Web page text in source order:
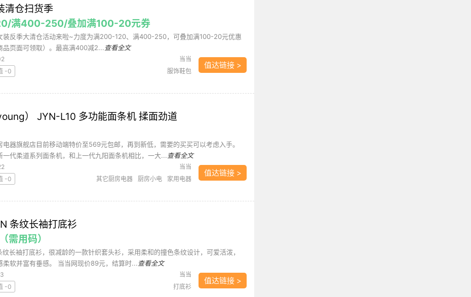
清仓扫货季
满400-250/叠加满100-20元券
装反季大清仓活动来啦~力度为满200-120、满400-250，可叠加满100-20元优惠
品页面可领取）。最高满400减2... 查看全文
当当
-0 服饰鞋包
值达链接 >
） JYN-L10 多功能面条机 揉面劲道
电器旗舰店目前移动端特价至569元包邮，再到新低，需要的买买可以考虑入手。
一代柔道系列面条机，和上一代九阳面条机相比，一大... 查看全文
当当
-0 其它厨房电器 厨房小电 家用电器
值达链接 >
条纹长袖打底衫​
需用码）
长袖打底衫，很减龄的一款针织套头衫，采用柔和的撞色条纹设计，可爱活泼，
柔软并富有垂感。 当当网现价89元，结算时... 查看全文
当当
-0 打底衫​
值达链接 >